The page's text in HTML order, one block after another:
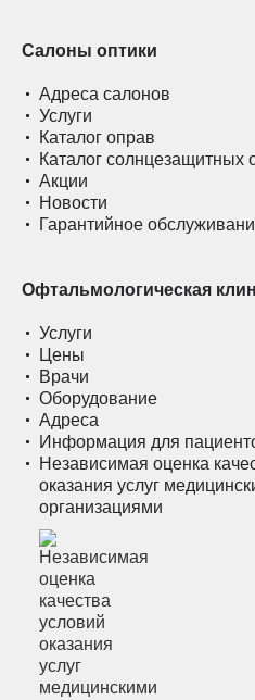
Салоны оптики
Адреса салонов
Услуги
Каталог оправ
Каталог солнцезащитных
Акции
Новости
Гарантийное
Офтальмологическая
Услуги
Цены
Врачи
Оборудование
Адреса
Информация для
Независимая оценка
оказания услуг
организациями